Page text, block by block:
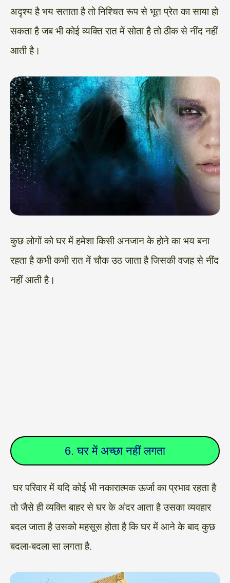
अदृश्य है भय सताता है तो निश्चित रूप से भूत प्रेत का साया हो
सकता है जब भी कोई व्यक्ति रात में सोता है तो ठीक से नींद नहीं
आती है।
कुछ लोगों को घर में हमेशा किसी अनजान के होने का भय बना
रहता है कभी कभी रात में चौक उठ जाता है जिसकी वजह से नींद
नहीं आती है।
6. घर में अच्छा नहीं लगता
घर परिवार में यदि कोई भी नकारात्मक ऊर्जा का प्रभाव रहता है
तो जैसे ही व्यक्ति बाहर से घर के अंदर आता है उसका व्यवहार
बदल जाता है उसको महसूस होता है कि घर में आने के बाद कुछ
बदला-बदला सा लगता है.